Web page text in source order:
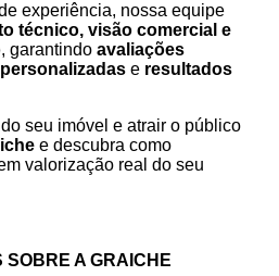
experiência, nossa equipe
técnico, visão comercial e
, garantindo avaliações
e resultados
seu imóvel e atrair o público
e descubra como
valorização real do seu
SOBRE A GRAICHE